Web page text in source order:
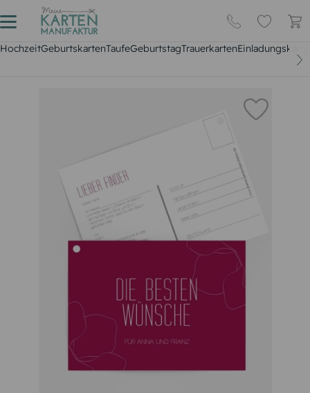
HochzeitGeburtskartenTaufeGeburtstagTrauerkarten